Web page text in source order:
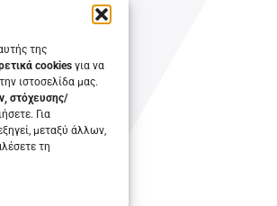
της
cookies για να
ιστοσελίδα μας.
στόχευσης/
Για
μεταξύ άλλων,
τη